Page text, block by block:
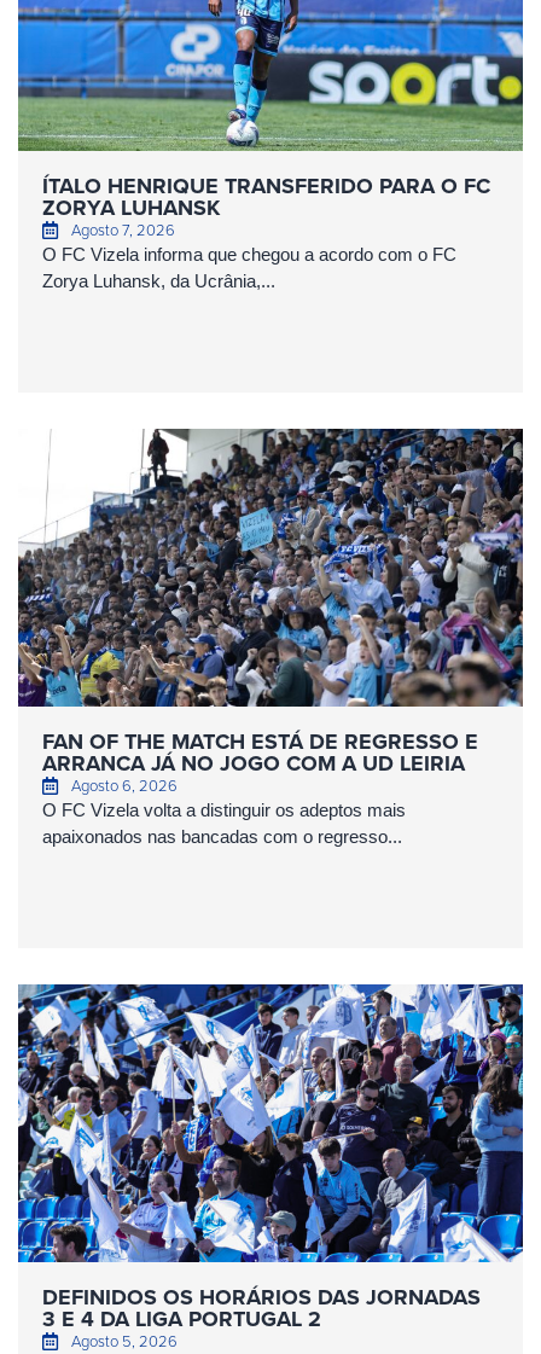
ÍTALO HENRIQUE TRANSFERIDO PARA O FC
ZORYA LUHANSK
Agosto 7, 2026
O FC Vizela informa que chegou a acordo com o FC
Zorya Luhansk, da Ucrânia,...
FAN OF THE MATCH ESTÁ DE REGRESSO E
ARRANCA JÁ NO JOGO COM A UD LEIRIA
Agosto 6, 2026
O FC Vizela volta a distinguir os adeptos mais
apaixonados nas bancadas com o regresso...
DEFINIDOS OS HORÁRIOS DAS JORNADAS
3 E 4 DA LIGA PORTUGAL 2
Agosto 5, 2026